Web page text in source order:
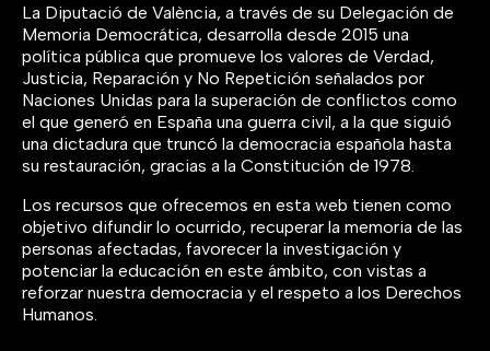
La Diputació de València, a través de su Delegación de
Memoria Democrática, desarrolla desde 2015 una
política pública que promueve los valores de Verdad,
Justicia, Reparación y No Repetición señalados por
Naciones Unidas para la superación de conflictos como
el que generó en España una guerra civil, a la que siguió
una dictadura que truncó la democracia española hasta
su restauración, gracias a la Constitución de 1978.
Los recursos que ofrecemos en esta web tienen como
objetivo difundir lo ocurrido, recuperar la memoria de las
personas afectadas, favorecer la investigación y
potenciar la educación en este ámbito, con vistas a
reforzar nuestra democracia y el respeto a los Derechos
Humanos.